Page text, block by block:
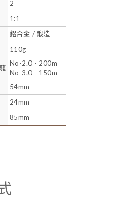
2
1:1
鋁合金 / 鍛造
110g
No-2.0 - 200m
No-3.0 - 150m
54mm
24mm
85mm